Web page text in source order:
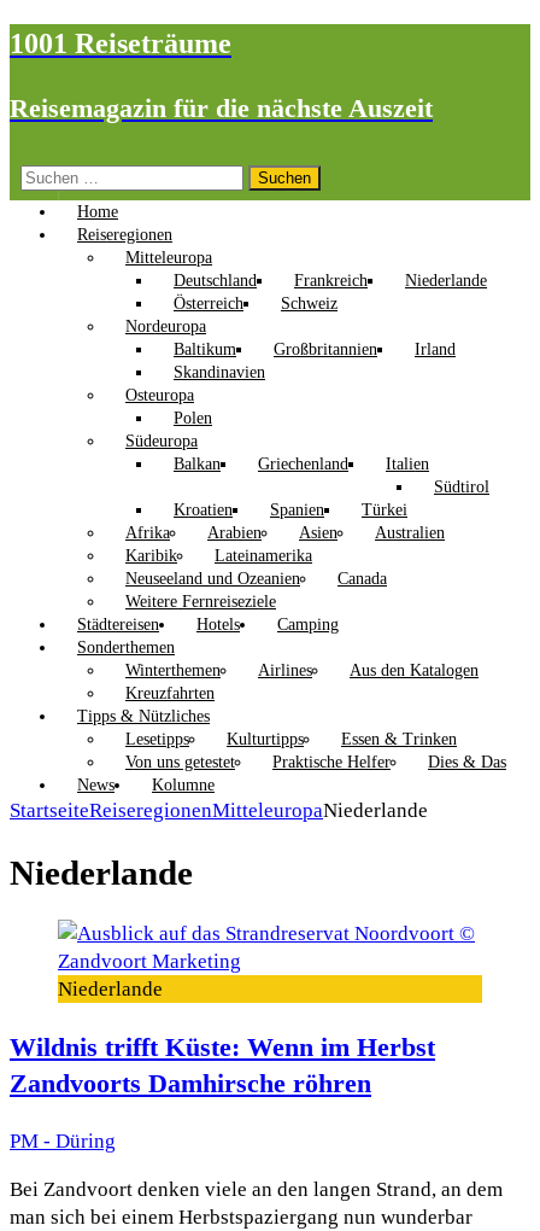
1001 Reiseträume
Reisemagazin für die nächste Auszeit
Suchen
nach:
Home
Reiseregionen
Mitteleuropa
Deutschland
Frankreich
Niederlande
Österreich
Schweiz
Nordeuropa
Baltikum
Großbritannien
Irland
Skandinavien
Osteuropa
Polen
Südeuropa
Balkan
Griechenland
Italien
Südtirol
Kroatien
Spanien
Türkei
Afrika
Arabien Asien
Australien
Karibik
Lateinamerika
Neuseeland und Ozeanien
Canada
Weitere Fernreiseziele
Städtereisen
Hotels
Camping
Sonderthemen
Winterthemen
Airlines
Aus den Katalogen
Kreuzfahrten
Tipps & Nützliches
Lesetipps
Kulturtipps
Essen & Trinken
Von uns getestet
Praktische Helfer
Dies & Das
News
Kolumne
StartseiteReiseregionenMitteleuropaNiederlande
Niederlande
Niederlande
Wildnis trifft Küste: Wenn im Herbst
Zandvoorts Damhirsche röhren
PM - Düring
Bei Zandvoort denken viele an den langen Strand, an dem
man sich bei einem Herbstspaziergang nun wunderbar